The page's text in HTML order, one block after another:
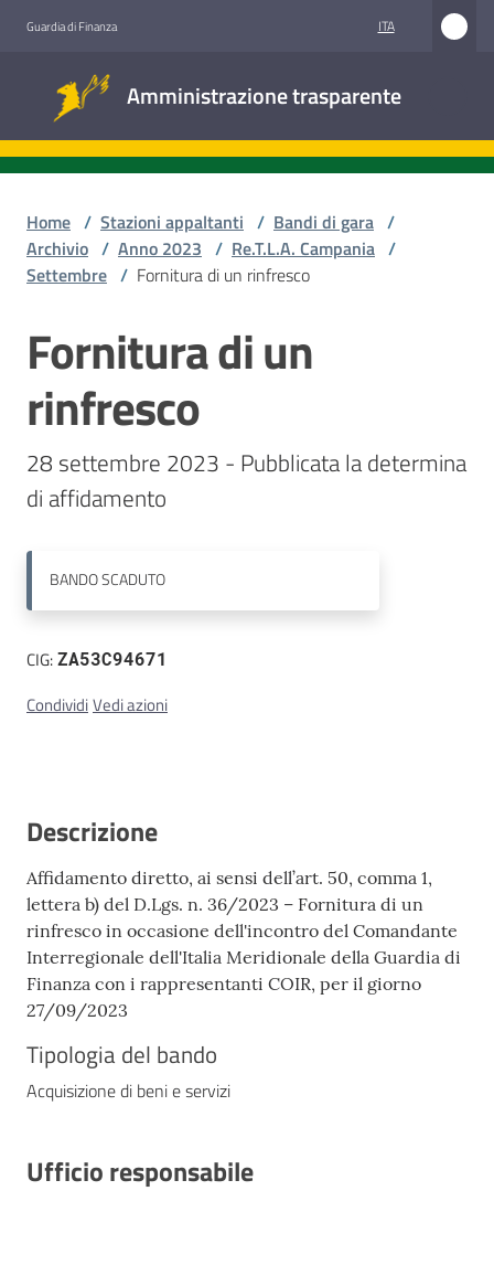
Guardia di Finanza ITA
Amministrazione trasparente
trasparente
Accesso
Stazioni
appaltanti
Contatti
Home / Stazioni appaltanti / Bandi di gara /
Archivio / Anno 2023 / Re.T.L.A. Campania /
Settembre / Fornitura di un rinfresco
Salta al contenuto
Fornitura di un
rinfresco
28 settembre 2023 - Pubblicata la determina
di affidamento
BANDOSCADUTO
CIG:ZA53C94671
CondividiVedi azioni
Descrizione
Affidamento diretto, ai sensi dell’art. 50, comma 1,
lettera b) del D.Lgs. n. 36/2023 – Fornitura di un
rinfresco in occasione dell'incontro del Comandante
Interregionale dell'Italia Meridionale della Guardia di
Finanza con i rappresentanti COIR, per il giorno
27/09/2023
Tipologia del bando
Acquisizione di beni e servizi
Ufficio responsabile